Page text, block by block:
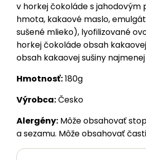
v horkej čokoláde s jahodovým
hmota, kakaové maslo,
sušené mlieko), lyofilizované
horkej čokoláde obsah
obsah kakaovej sušiny najmenej
Hmotnosť:180g
Výrobca:Česko
Alergény: Môže obsahovať
a sezamu. Môže obsahovať